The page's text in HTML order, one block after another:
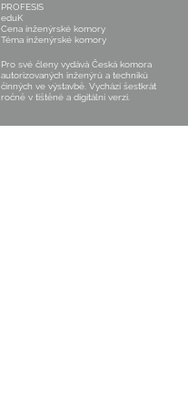
PROFESIS
eduK
Cena inženýrské komory
Téma inženýrské komory
Pro své členy vydává Česká komora
autorizovaných inženýrů a techniků
činných ve výstavbě. Vychází šestkrát
ročně v tištěné a digitální verzi.